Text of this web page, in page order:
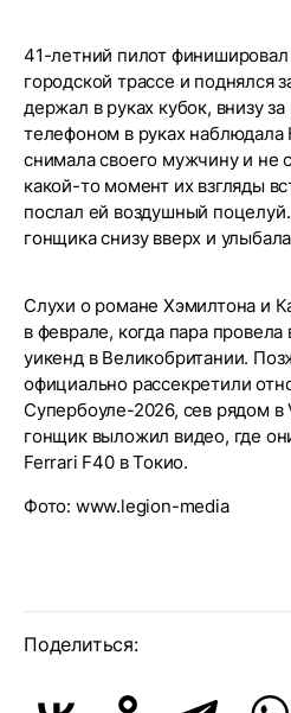
41-летний пилот
городской трассе и поднялся
держал в руках кубок, внизу
телефоном в руках
снимала своего мужчину и не
какой-то момент их взгляды
послал ей воздушный
гонщика снизу вверх и
Слухи о романе Хэмилтона и
в феврале, когда пара
уикенд в Великобритании.
официально рассекретили
Супербоуле-2026, сев рядом
гонщик выложил видео, где
Ferrari F40 в Токио.
Фото: www.legion-media
Поделиться: